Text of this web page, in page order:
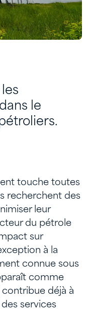
le
touche toutes
recherchent des
leur
du pétrole
sur
à la
connue sous
comme
déjà à
services